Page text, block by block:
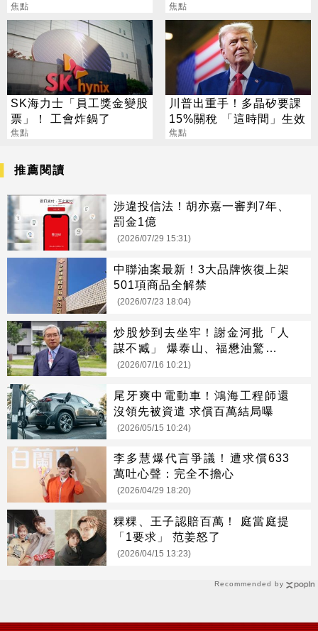
18年婚姻驚傳出現轉機
焦點
開罰15萬
焦點
SK海力士「員工獎金變股
票」！ 工會炸鍋了
焦點
川普出重手！多晶矽要課
15%關稅 「這時間」生效
焦點
Recommended by
推薦閱讀
涉違投信法！胡亦嘉一審判7年、
罰金1億
(2026/07/29 15:31)
中聯油案最新！3大品牌恢復上架
501項商品全解禁
(2026/07/23 18:04)
炒股炒到去坐牢！謝金河批「人
謀不臧」 爆泰山、福懋油驚人崩
壞史
(2026/07/16 10:21)
尾牙爽中電動車！鴻海工程師還
沒領先被資遣 求償百萬結局曝
(2026/05/15 10:24)
李多慧爆代言爭議！遭求償633
萬吐心聲：完全不擔心
(2026/04/29 18:20)
粿粿、王子認賠百萬！ 庭當庭提
「1要求」 范姜怒了
(2026/04/15 13:23)